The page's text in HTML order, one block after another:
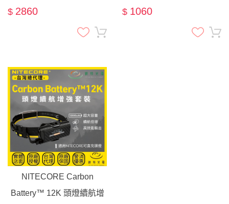
米 遠射筒 尾部磁吸 爆閃
$ 2860
EDC 紅藍側燈 警示燈
$ 1060
NITECORE Carbon
Battery™ 12K 頭燈續航增